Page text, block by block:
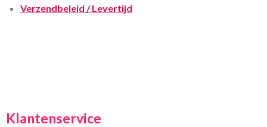
Verzendbeleid / Levertijd
Klantenservice